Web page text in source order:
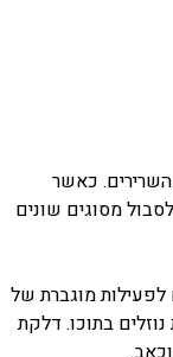
כאשר
מסוגים שונים
לפעילות מוגברת של
בתוכו. דלקת